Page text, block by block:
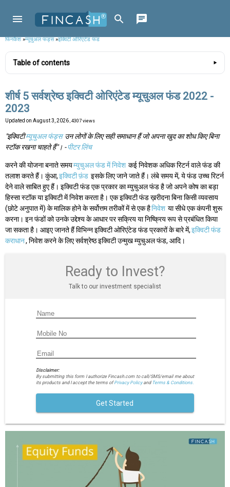
फिनकैश»म्यूचुअल फंड्स»इक्विटी ओरिएंटेड फंड
Table of contents
शीर्ष 5 सर्वश्रेष्ठ इक्विटी ओरिएंटेड म्यूचुअल फंड 2022 -
2023
Updated on August 3, 2026 , 4307 views
"इक्विटीम्यूचुअल फंड्सउन लोगों के लिए सही समाधान हैं जो अपना खुद का शोध किए बिना
स्टॉक रखना चाहते हैं"। -पीटर लिंच
करने की योजना बनाते समयम्युचुअल फंड में निवेश कई निवेशक अधिक रिटर्न वाले फंड की
तलाश करते हैं। कुंआ,इक्विटी फ़ंड इसके लिए जाने जाते हैं। लंबे समय में, ये फंड उच्च रिटर्न
देने वाले साबित हुए हैं। इक्विटी फंड एक प्रकार का म्युचुअल फंड है जो अपने कोष का बड़ा
हिस्सा स्टॉक या इक्विटी में निवेश करता है। एक इक्विटी फंड ख़रीदना बिना किसी व्यवसाय
(छोटे अनुपात में) के मालिक होने के सर्वोत्तम तरीकों में से एक हैनिवेश या सीधे एक कंपनी शुरू
करना। इन फंडों को उनके उद्देश्य के आधार पर सक्रिय या निष्क्रिय रूप से प्रबंधित किया
जा सकता है। आइए जानते हैं विभिन्न इक्विटी ओरिएंटेड फंड प्रकारों के बारे में,इक्विटी फंड
कराधान, निवेश करने के लिए सर्वश्रेष्ठ इक्विटी उन्मुख म्युचुअल फंड, आदि।
Ready to Invest?
Talk to our investment specialist
Disclaimer:
By submitting this form I authorize Fincash.com to call/SMS/email me about
its products and I accept the terms ofPrivacy Policyand Terms & Conditions.
Get Started